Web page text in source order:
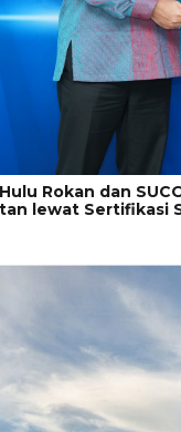
Rokan dan
lewat Sertifikasi